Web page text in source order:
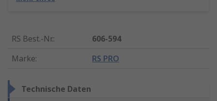
RS Best.-Nr.:
606-594
Marke: RS PRO
Technische Daten